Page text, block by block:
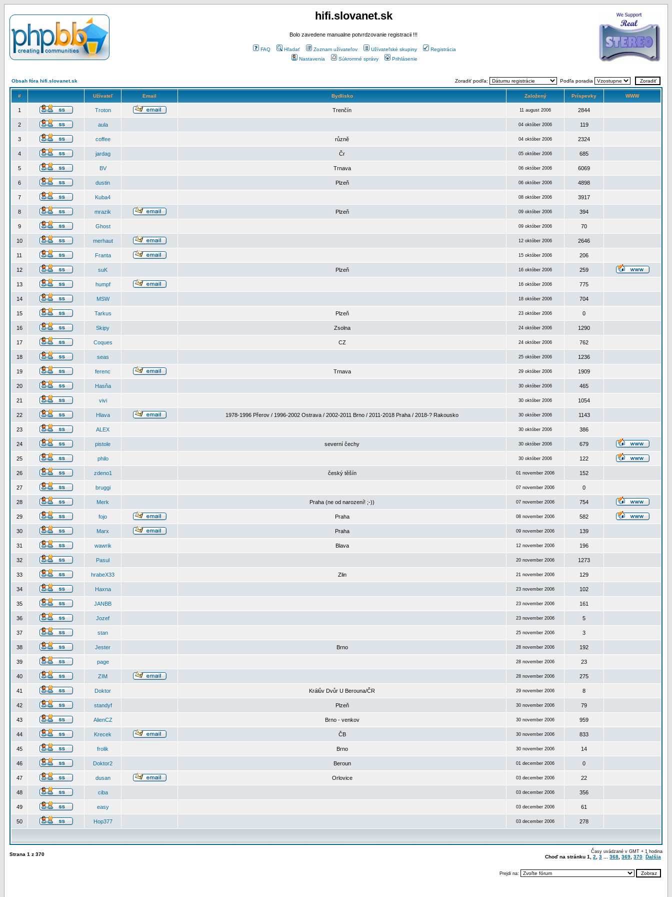
hifi.slovanet.sk
Bolo zavedene manualne potvrdzovanie registracii !!!
FAQ Hľadať Zoznam užívateľov Užívateľské skupiny
Registrácia
Nastavenia
Súkromné správy Prihlásenie
Obsah fóra hifi.slovanet.sk Zoradiť podľa: Podľa poradia
# Užívateľ Email Bydlisko Založený Príspevky WWW
1 Troton Trenčín 11 august 2006 2844
2 aula 04 október 2006 119
3 coffee různě 04 október 2006 2324
4 jardag Čr 05 október 2006 685
5 BV Trnava 06 október 2006 6069
6 dustin Plzeň 06 október 2006 4898
7 Kuba4 08 október 2006 3917
8 mrazik Plzeň 09 október 2006 394
9 Ghost 09 október 2006 70
10 merhaut 12 október 2006 2646
11 Franta 15 október 2006 206
12 suK Plzeň 16 október 2006 259
13 humpf 16 október 2006 775
14 MSW 18 október 2006 704
15 Tarkus Plzeň 23 október 2006 0
16 Skipy Zsolna 24 október 2006 1290
17 Coques CZ 24 október 2006 762
18 seas 25 október 2006 1236
19 ferenc Trnava 29 október 2006 1909
20 Hasňa 30 október 2006 465
21 vivi 30 október 2006 1054
22 Hlava 1978-1996 Přerov / 1996-2002 Ostrava / 2002-2011 Brno / 2011-2018 Praha / 2018-? Rakousko 30 október 2006 1143
23 ALEX 30 október 2006 386
24 pistole severní čechy 30 október 2006 679
25 philo 30 október 2006 122
26 zdeno1 český těšín 01 november 2006 152
27 bruggi 07 november 2006 0
28 Merk Praha (ne od narození! ;-)) 07 november 2006 754
29 fojo Praha 08 november 2006 582
30 Marx Praha 09 november 2006 139
31 wawrik Blava 12 november 2006 196
32 Pasul 20 november 2006 1273
33 hrabeX33 Zlin 21 november 2006 129
34 Haxna 23 november 2006 102
35 JANBB 23 november 2006 161
36 Jozef 23 november 2006 5
37 stan 25 november 2006 3
38 Jester Brno 28 november 2006 192
39 page 28 november 2006 23
40 ZIM 28 november 2006 275
41 Doktor Králův Dvůr U Berouna/ČR 29 november 2006 8
42 standyf Plzeň 30 november 2006 79
43 AlienCZ Brno - venkov 30 november 2006 959
44 Krecek ČB 30 november 2006 833
45 frolik Brno 30 november 2006 14
46 Doktor2 Beroun 01 december 2006 0
47 dusan Orlovice 03 december 2006 22
48 ciba 03 december 2006 356
49 easy 03 december 2006 61
50 Hop377 03 december 2006 278
Strana 1 z 370 Časy uvádzané v GMT + 1 hodina
Choď na stránku 1 2 3 368 369 370 Ďalšia
Prejdi na: